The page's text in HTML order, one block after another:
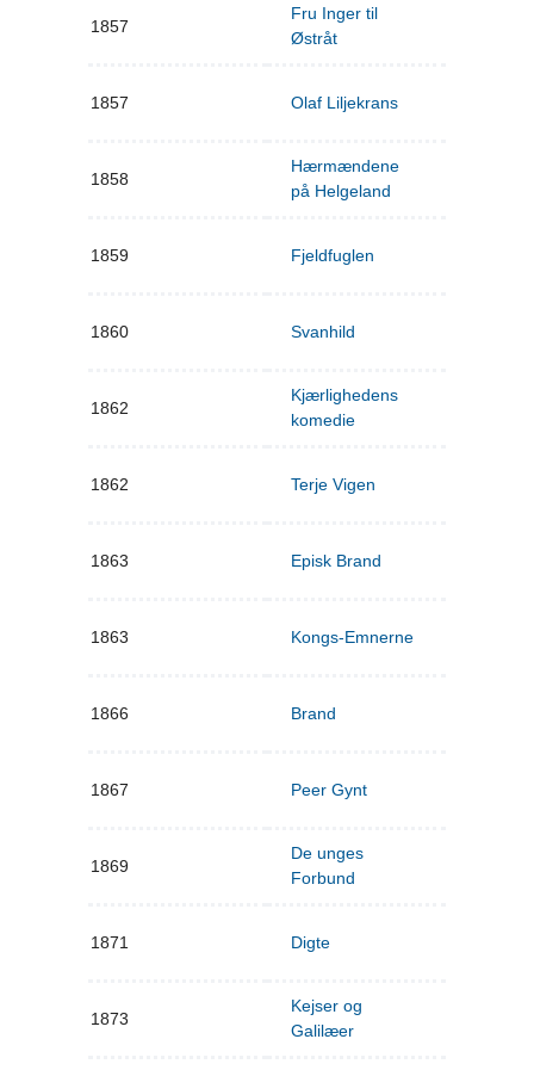
1857
Fru Inger til
Østråt
1857 Olaf Liljekrans
1858
Hærmændene
på Helgeland
1859 Fjeldfuglen
1860 Svanhild
1862
Kjærlighedens
komedie
1862 Terje Vigen
1863 Episk Brand
1863 Kongs-Emnerne
1866 Brand
1867 Peer Gynt
1869
De unges
Forbund
1871 Digte
1873
Kejser og
Galilæer